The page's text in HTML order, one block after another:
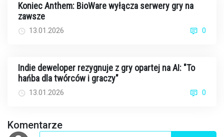
Koniec Anthem: BioWare wyłącza serwery gry na
zawsze
13.01.2026 0
Indie deweloper rezygnuje z gry opartej na AI: "To
hańba dla twórców i graczy"
13.01.2026 0
Komentarze